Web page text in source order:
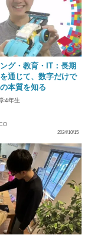
グ・教育・IT：長期
通じて、数字だけで
本質を知る
4年生
2024/10/15